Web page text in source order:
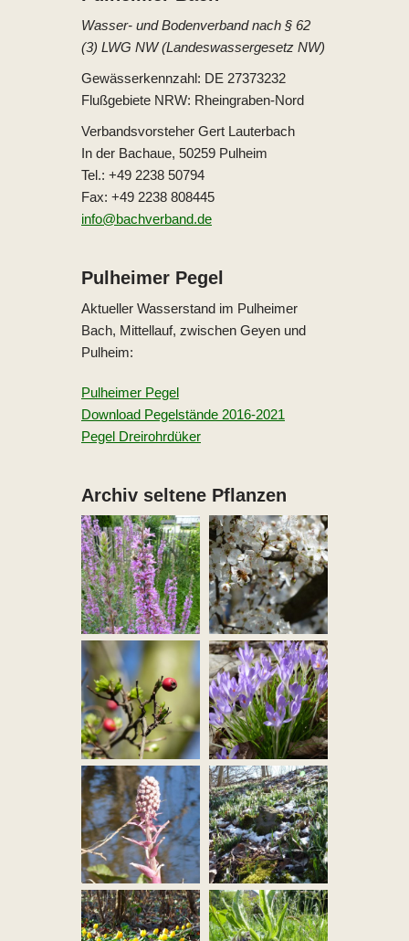
Wasser- und Bodenverband nach § 62
(3) LWG NW (Landeswassergesetz NW)
Gewässerkennzahl: DE 27373232
Flußgebiete NRW: Rheingraben-Nord
Verbandsvorsteher Gert Lauterbach
In der Bachaue, 50259 Pulheim
Tel.: +49 2238 50794
Fax: +49 2238 808445
info@bachverband.de
Pulheimer Pegel
Aktueller Wasserstand im Pulheimer
Bach, Mittellauf, zwischen Geyen und
Pulheim:
Pulheimer Pegel
Download Pegelstände 2016-2021
Pegel Dreirohrdüker
Archiv seltene Pflanzen